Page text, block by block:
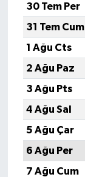
30 Tem Per
31 Tem Cum
1 Ağu Cts
2 Ağu Paz
3 Ağu Pts
4 Ağu Sal
5 Ağu Çar
6 Ağu Per
7 Ağu Cum